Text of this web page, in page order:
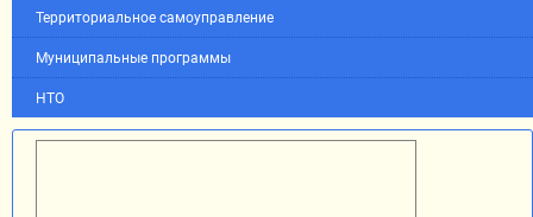
Территориальное самоуправление
Муниципальные программы
НТО